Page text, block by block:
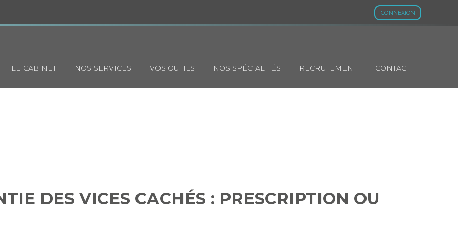
CONNEXION
Principal
LE CABINET NOS SERVICES VOS OUTILS NOS SPÉCIALITÉS RECRUTEMENT CONTACT
DES VICES CACHÉS : PRESCRIPTION OU